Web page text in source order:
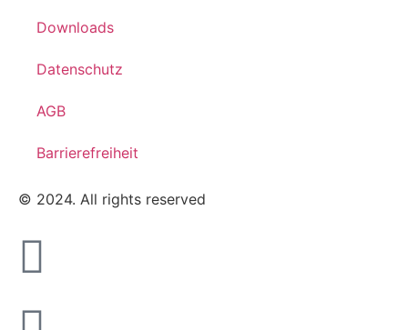
Downloads
Datenschutz
AGB
Barrierefreiheit
© 2024. All rights reserved